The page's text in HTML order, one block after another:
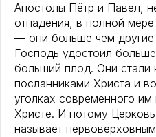
Апостолы Пётр и Павел,
отпадения, в полной
— они больше чем другие
Господь удостоил
больший плод. Они стали
посланниками Христа и
уголках современного
Христе. И потому
называет